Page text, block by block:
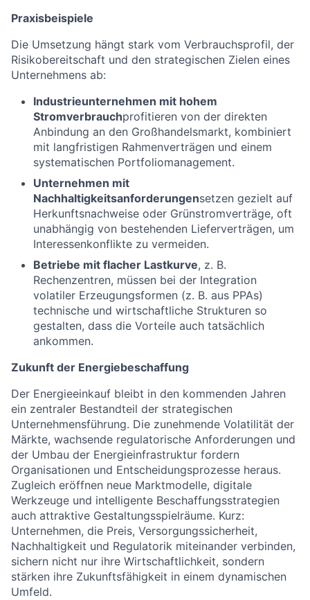
Praxisbeispiele
Die Umsetzung hängt stark vom Verbrauchsprofil, der
Risikobereitschaft und den strategischen Zielen eines
Unternehmens ab:
Industrieunternehmen mit hohem
Stromverbrauchprofitieren von der direkten
Anbindung an den Großhandelsmarkt, kombiniert
mit langfristigen Rahmenverträgen und einem
systematischen Portfoliomanagement.
Unternehmen mit
Nachhaltigkeitsanforderungensetzen gezielt auf
Herkunftsnachweise oder Grünstromverträge, oft
unabhängig von bestehenden Lieferverträgen, um
Interessenkonflikte zu vermeiden.
Betriebe mit flacher Lastkurve, z. B.
Rechenzentren, müssen bei der Integration
volatiler Erzeugungsformen (z. B. aus PPAs)
technische und wirtschaftliche Strukturen so
gestalten, dass die Vorteile auch tatsächlich
ankommen.
Zukunft der Energiebeschaffung
Der Energieeinkauf bleibt in den kommenden Jahren
ein zentraler Bestandteil der strategischen
Unternehmensführung. Die zunehmende Volatilität der
Märkte, wachsende regulatorische Anforderungen und
der Umbau der Energieinfrastruktur fordern
Organisationen und Entscheidungsprozesse heraus.
Zugleich eröffnen neue Marktmodelle, digitale
Werkzeuge und intelligente Beschaffungsstrategien
auch attraktive Gestaltungsspielräume. Kurz:
Unternehmen, die Preis, Versorgungssicherheit,
Nachhaltigkeit und Regulatorik miteinander verbinden,
sichern nicht nur ihre Wirtschaftlichkeit, sondern
stärken ihre Zukunftsfähigkeit in einem dynamischen
Umfeld.